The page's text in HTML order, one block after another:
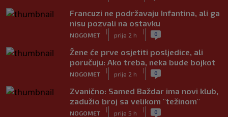
Francuzi ne podržavaju Infantina, ali ga
nisu pozvali na ostavku
NOGOMET
|
prije 2 h
| 0
Žene će prve osjetiti posljedice, ali
poručuju: Ako treba, neka bude bojkot
NOGOMET
|
prije 2 h
| 0
Zvanično: Samed Baždar ima novi klub,
zadužio broj sa velikom "težinom"
NOGOMET
|
prije 5 h
| 0